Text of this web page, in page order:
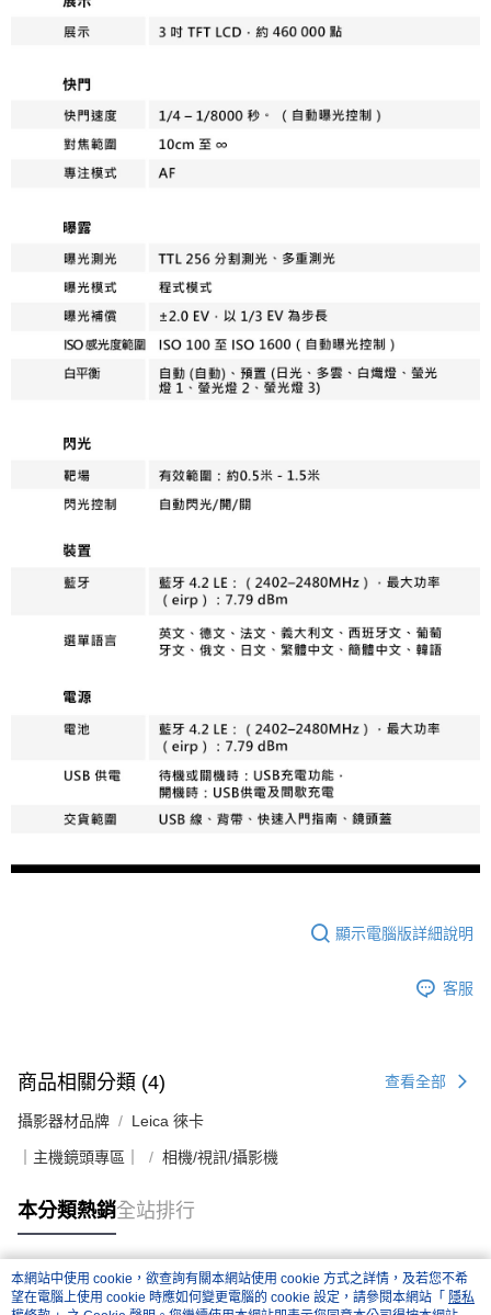
顯示電腦版詳細說明
客服
商品相關分類 (4) 查看全部
攝影器材品牌 Leica 徠卡
｜主機鏡頭專區｜ 相機/視訊/攝影機
本分類熱銷全站排行
熱門標籤
本網站中使用 cookie，欲查詢有關本網站使用 cookie 方式之詳情，及若您不希
望在電腦上使用 cookie 時應如何變更電腦的 cookie 設定，請參閱本網站「 隱私